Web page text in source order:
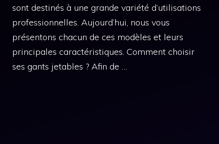
sont destinés à une grande variété d’utilisations
professionnelles. Aujourd’hui, nous vous
présentons chacun de ces modèles et leurs
principales caractéristiques. Comment choisir
ses gants jetables ? Afin de …